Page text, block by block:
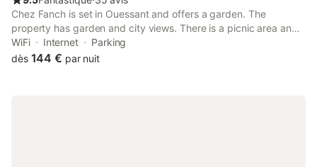
Chez Fanch is set in Ouessant and offers a garden. The
property has garden and city views. There is a picnic area and
guests can make use of free WiFi and free private parking.
WiFi Internet
Parking
dès 144 € par nuit